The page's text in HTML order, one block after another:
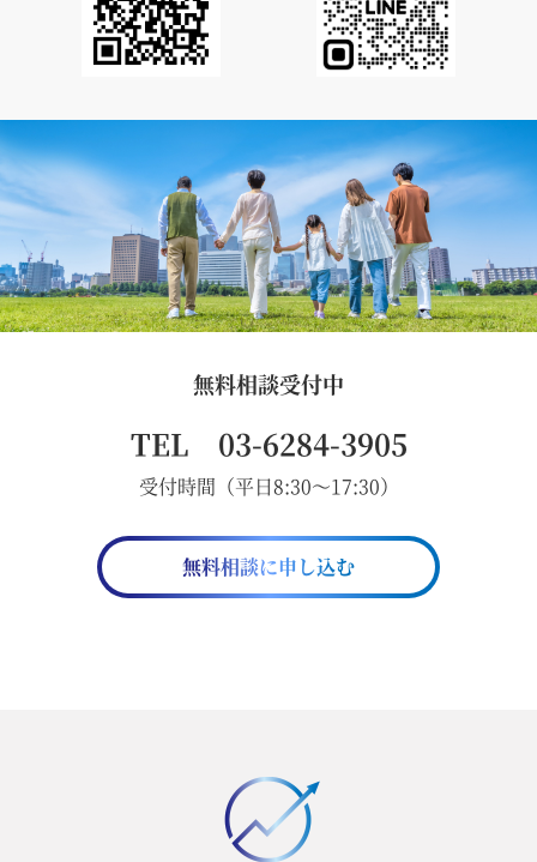
無料相談受付中
TEL 03-6284-3905
受付時間（平日8:30～17:30）
無料相談に申し込む